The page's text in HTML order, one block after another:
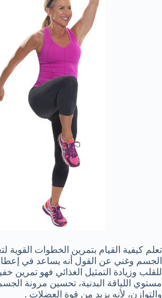
تعلم كيفية القيام بتمرين الخطوات
الجسم وغني عن القول أنه يساعد في
للقلب وزيادة التمثيل الغذائي فهو تمرين
مستوي اللياقة البدنية، تحسين مرونة
والتوازن، لأنه يزيد من قوة العضلات .